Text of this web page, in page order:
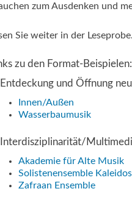
zum Ausdenken und
Sie weiter in der Leseprobe.
zu den Format-Beispielen:
und Öffnung
Innen/Außen
Wasserbaumusik
Akademie für Alte Musik
Solistenensemble
Zafraan Ensemble